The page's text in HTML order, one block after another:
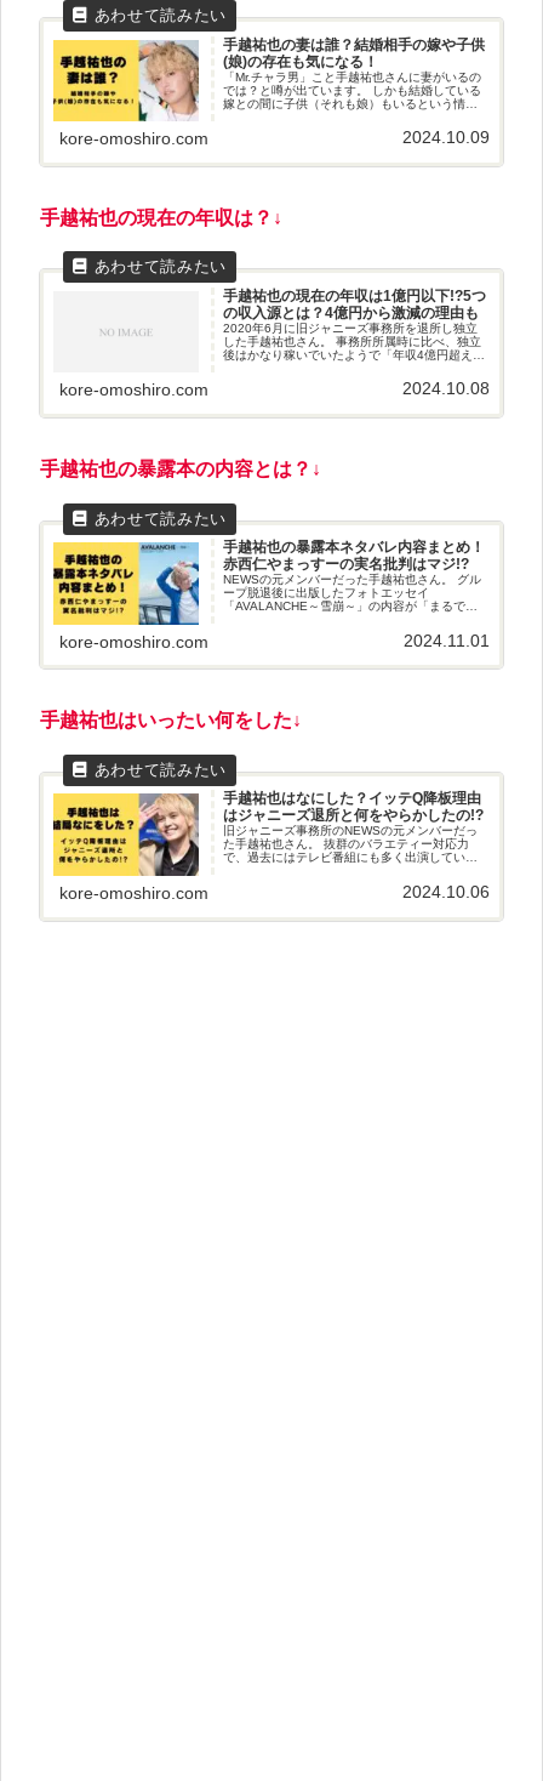
手越祐也の妻は誰？結婚相手の嫁や子供
(娘)の存在も気になる！
「Mr.チャラ男」こと手越祐也さんに妻がいるの
では？と噂が出ています。 しかも結婚している
嫁との間に子供（それも娘）もいるという情報
んの子供（娘）や家族の存在 について徹底的に
kore-omoshiro.com 2024.10.09
手越祐也の現在の年収は？↓
手越祐也の現在の年収は1億円以下!?5つ
の収入源とは？4億円から激減の理由も
2020年6月に旧ジャニーズ事務所を退所し独立
した手越祐也さん。 事務所所属時に比べ、独立
後はかなり稼いでいたようで「年収4億円超え」
在の年収はというと、一体いくらくらいになる
のでしょうか？ 今回は、手越祐也さんの5つの主
いきたいと思います。
kore-omoshiro.com 2024.10.08
手越祐也の暴露本の内容とは ？ ↓
手越祐也の暴露本ネタバレ内容まとめ！
赤西仁やまっすーの実名批判はマジ!?
NEWSの元メンバーだった手越祐也さん。 グル
ープ脱退後に出版したフォトエッセイ
「AVALANCHE～雪崩～」の内容が「まるでジ
っていました。 後輩グループや赤西仁さん、
「テゴマス」として盟友だった、まっすーこと
今回は気になる手越祐也さんの暴露本の内容や
kore-omoshiro.com 2024.11.01
手越祐也はいったい何をした↓
手越祐也はなにした？イッテQ降板理由
はジャニーズ退所と何をやらかしたの!?
旧ジャニーズ事務所のNEWSの元メンバーだっ
た手越祐也さん。 抜群のバラエティー対応力
で、過去にはテレビ番組にも多く出演していま
Q！」を急に降板したのには「なんで？」という
声が多かったです。 それと同時に手越祐也さん
の？」という疑問の声も。 今回は、手越祐也さ
kore-omoshiro.com 2024.10.06